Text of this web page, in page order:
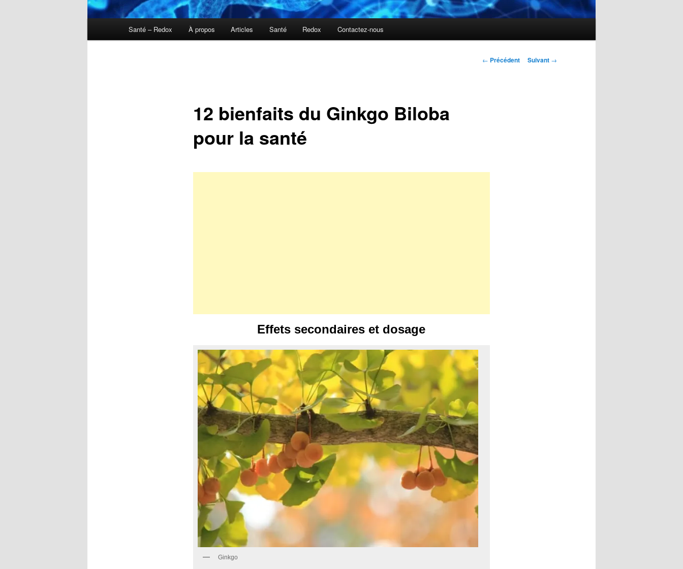
Santé – Redox À propos Articles Santé Redox Contactez-nous
Navigation
← Précédent Suivant →
12 bienfaits du Ginkgo Biloba
pour la santé
Effets secondaires et dosage
Ginkgo